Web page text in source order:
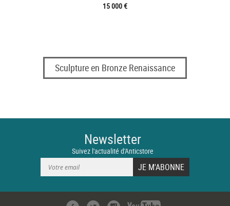
15 000 €
Sculpture en Bronze Renaissance
Newsletter
Suivez l'actualité d'Anticstore